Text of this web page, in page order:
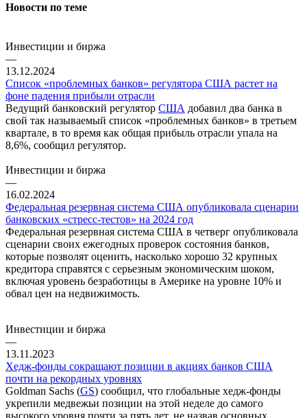
Новости по теме
Инвестиции и биржа
—
13.12.2024
Список «проблемных банков» регулятора США растет на
фоне падения прибыли отрасли
Ведущий банковский регулятор США добавил два банка в
свой так называемый список «проблемных банков» в третьем
квартале, в то время как общая прибыль отрасли упала на
8,6%, сообщил регулятор.
Инвестиции и биржа
—
16.02.2024
Федеральная резервная система США опубликовала сценарии
банковских «стресс-тестов» на 2024 год
Федеральная резервная система США в четверг опубликовала
сценарии своих ежегодных проверок состояния банков,
которые позволят оценить, насколько хорошо 32 крупных
кредитора справятся с серьезным экономическим шоком,
включая уровень безработицы в Америке на уровне 10% и
обвал цен на недвижимость.
Инвестиции и биржа
—
13.11.2023
Хедж-фонды сокращают позиции в акциях банков США
почти на рекордных уровнях
Goldman Sachs (GS) сообщил, что глобальные хедж-фонды
укрепили медвежьи позиции на этой неделе до самого
высокого уровня почти за пять лет, не назвав основных